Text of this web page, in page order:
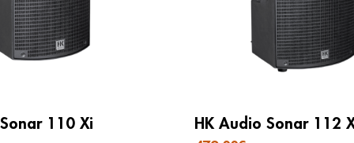
110 Xi HK Audio Sonar 112